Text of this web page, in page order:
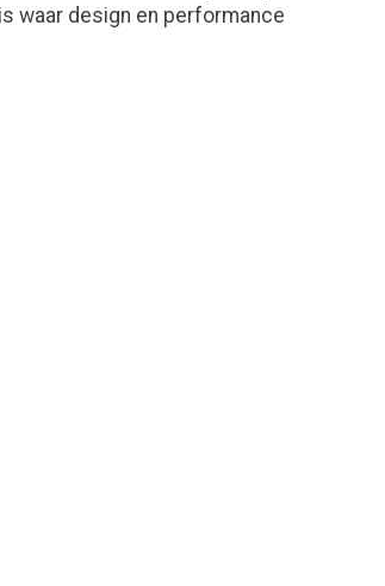
waar design en performance